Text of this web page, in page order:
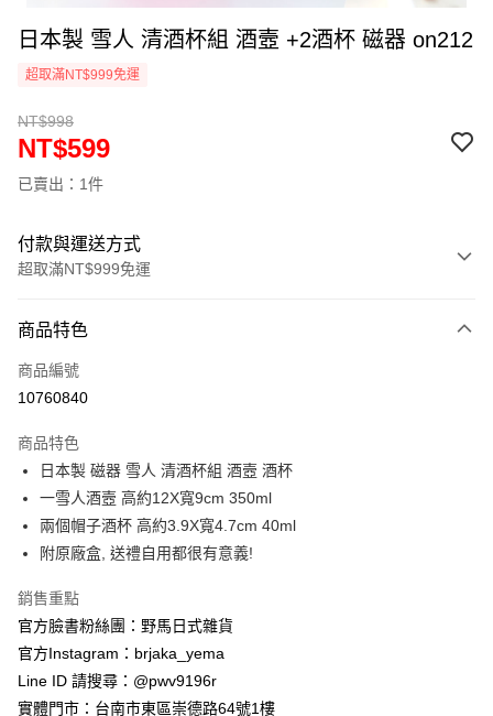
日本製 雪人 清酒杯組 酒壼 +2酒杯 磁器 on212
超取滿NT$999免運
NT$998
NT$599
已賣出：1件
付款與運送方式
超取滿NT$999免運
信用卡一次付款
信用卡分期付款
合作金庫商業銀行
華南商業銀行
彰化商業銀行
上海商業儲蓄銀行
台北富邦商業銀行
國泰世華商業銀行
兆豐國際商業銀行
臺灣中小企業銀行
聯邦商業銀行
元大商業銀行
台新國際商業銀行
台灣樂天信用卡公司
超商取貨付款
LINE Pay
Apple Pay
悠遊付
Google Pay
ATM付款
商品特色
商品編號
10760840
商品特色
日本製 磁器 雪人 清酒杯組 酒壼 酒杯
一雪人酒壼 高約12X寬9cm 350ml
兩個帽子酒杯 高約3.9X寬4.7cm 40ml
附原廠盒, 送禮自用都很有意義!
銷售重點
官方臉書粉絲團：野馬日式雜貨
官方Instagram：brjaka_yema
Line ID 請搜尋：@pwv9196r
實體門市：台南市東區崇德路64號1樓